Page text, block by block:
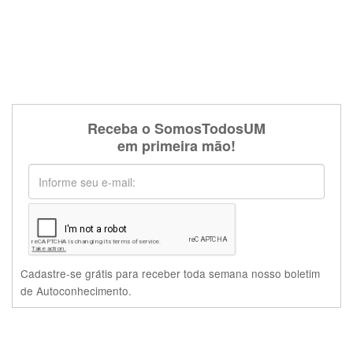
Receba o SomosTodosUM
em primeira mão!
Cadastre-se grátis para receber toda semana nosso boletim
de Autoconhecimento.